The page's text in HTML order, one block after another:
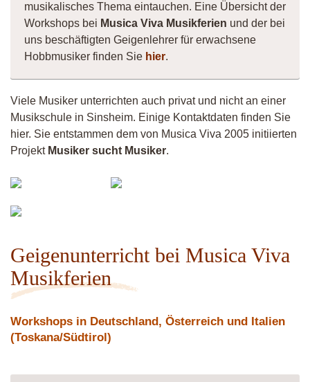
musikalisches Thema eintauchen. Eine Übersicht der
Workshops bei Musica Viva Musikferien und der bei
uns beschäftigten Geigenlehrer für erwachsene
Hobbmusiker finden Sie hier.
Viele Musiker unterrichten auch privat und nicht an einer
Musikschule in Sinsheim. Einige Kontaktdaten finden Sie
hier. Sie entstammen dem von Musica Viva 2005 initiierten
Projekt Musiker sucht Musiker.
Geigenunterricht bei Musica Viva
Musikferien
Workshops in Deutschland, Österreich und Italien
(Toskana/Südtirol)